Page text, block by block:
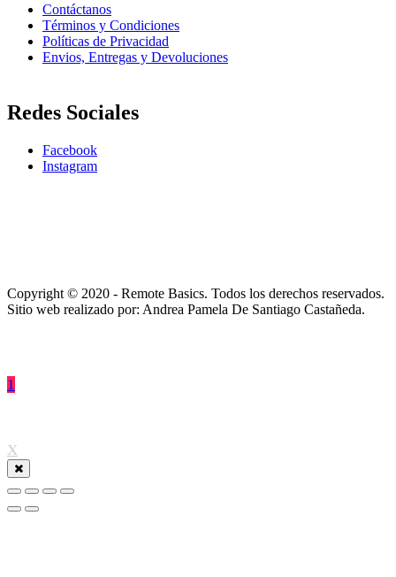
Contáctanos
Términos y Condiciones
Políticas de Privacidad
Envios, Entregas y Devoluciones
Redes Sociales
Facebook
Instagram
Copyright © 2020 - Remote Basics. Todos los derechos reservados.
Sitio web realizado por: Andrea Pamela De Santiago Castañeda.
1
X